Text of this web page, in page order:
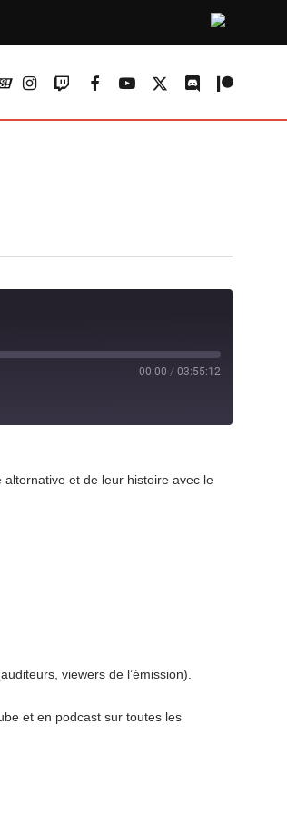
instagram
twitchfacebookyoutube
x-
discordpatreon
00:00 / 03:55:12
et de leur histoire avec le
viewers de l’émission).
et en podcast sur toutes les